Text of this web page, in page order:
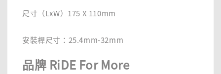
尺寸（LxW）175 X 110mm
安裝桿尺寸：25.4mm-32mm
品牌 RiDE For More